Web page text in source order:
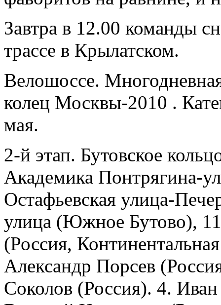
Завтра в 12.00 команды
трассе в Крылатском.
Велошоссе.
колец Москвы-2010 .
мая.
2-й этап. Бутовское
Академика Понтрягина-
Остафьевская улица-
улица (Южное Бутово),
(Россия,
Александр Порсев
Соколов (Россия). 4.